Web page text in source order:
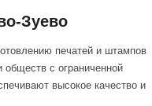
Зуево
печатей и штампов
с ограниченной
высокое качество и